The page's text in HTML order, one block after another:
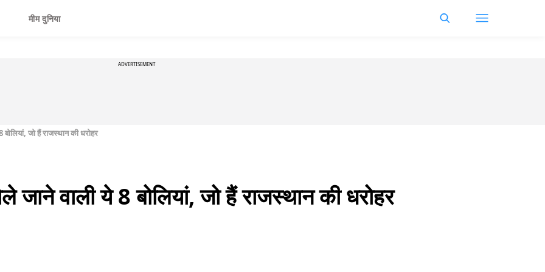
मीम दुनिया
ADVERTISEMENT
जो हैं राजस्थान की धरोहर
जाने वाली ये 8 बोलियां, जो हैं राजस्थान की धरोहर